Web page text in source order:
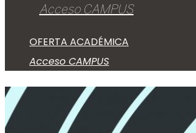
Acceso CAMPUS
OFERTA ACADÉMICA
Acceso CAMPUS
Enfermera dermoestética y Antropóloga Social
Diplomada en Enfermería - FUB. Doctorada